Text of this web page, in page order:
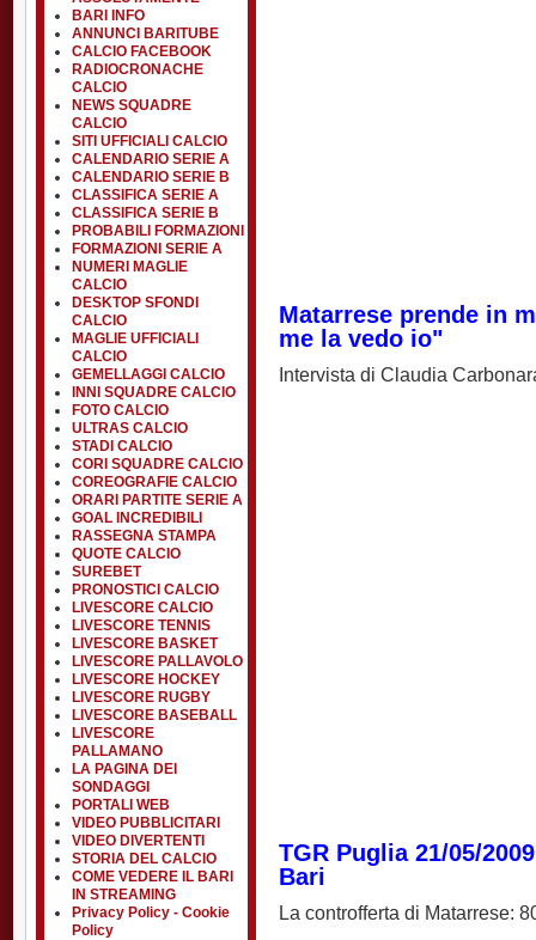
BARI INFO
ANNUNCI BARITUBE
CALCIO FACEBOOK
RADIOCRONACHE
CALCIO
NEWS SQUADRE
CALCIO
SITI UFFICIALI CALCIO
CALENDARIO SERIE A
CALENDARIO SERIE B
CLASSIFICA SERIE A
CLASSIFICA SERIE B
PROBABILI FORMAZIONI
FORMAZIONI SERIE A
NUMERI MAGLIE
CALCIO
DESKTOP SFONDI
CALCIO
MAGLIE UFFICIALI
CALCIO
GEMELLAGGI CALCIO
INNI SQUADRE CALCIO
FOTO CALCIO
ULTRAS CALCIO
STADI CALCIO
CORI SQUADRE CALCIO
COREOGRAFIE CALCIO
ORARI PARTITE SERIE A
GOAL INCREDIBILI
RASSEGNA STAMPA
QUOTE CALCIO
SUREBET
PRONOSTICI CALCIO
LIVESCORE CALCIO
LIVESCORE TENNIS
LIVESCORE BASKET
LIVESCORE PALLAVOLO
LIVESCORE HOCKEY
LIVESCORE RUGBY
LIVESCORE BASEBALL
LIVESCORE
PALLAMANO
LA PAGINA DEI
SONDAGGI
PORTALI WEB
VIDEO PUBBLICITARI
VIDEO DIVERTENTI
STORIA DEL CALCIO
COME VEDERE IL BARI
IN STREAMING
Privacy Policy - Cookie
Policy
Matarrese prende in
me la vedo io"
Intervista di Claudia
TGR Puglia 21/05/
Bari
La controfferta di Matarrese: